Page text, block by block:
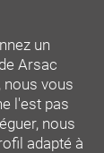
un
Arsac
nous vous
l'est pas
nous
adapté à